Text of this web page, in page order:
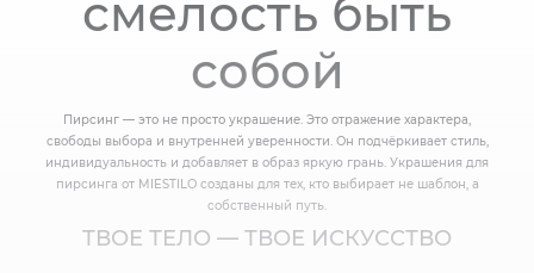
смелость быть
собой
Пирсинг — это не просто украшение. Это отражение характера,
свободы выбора и внутренней уверенности. Он подчёркивает стиль,
индивидуальность и добавляет в образ яркую грань. Украшения для
пирсинга от MIESTILO созданы для тех, кто выбирает не шаблон, а
собственный путь.
ТВОЕ ТЕЛО — ТВОЕ ИСКУССТВО